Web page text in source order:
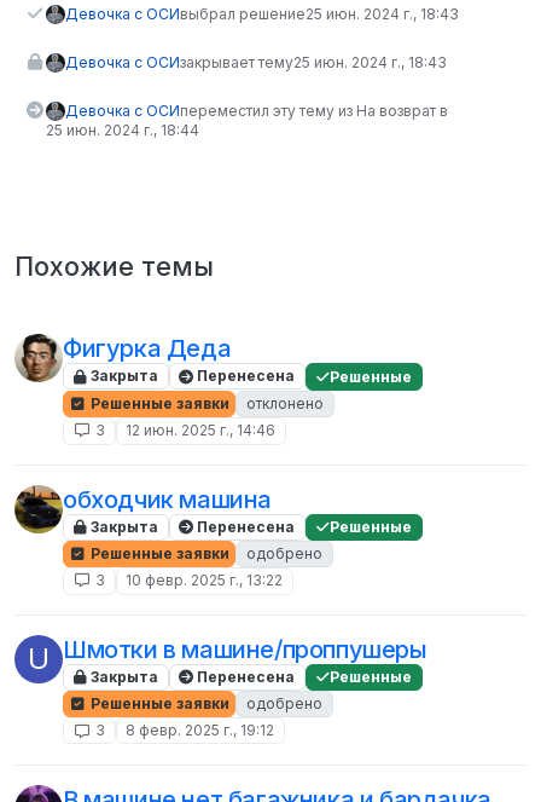
Девочка с ОСИвыбрал решение25 июн. 2024 г., 18:43
Девочка с ОСИзакрывает тему25 июн. 2024 г., 18:43
Девочка с ОСИпереместил эту тему из На возврат в
25 июн. 2024 г., 18:44
Похожие темы
Фигурка Деда
Закрыта Перенесена
Решенные
Решенные заявки
отклонено
3
12 июн. 2025 г., 14:46
обходчик машина
Закрыта Перенесена
Решенные
Решенные заявки
одобрено
3
10 февр. 2025 г., 13:22
U Шмотки в машине/проппушеры
Закрыта Перенесена
Решенные
Решенные заявки
одобрено
3
8 февр. 2025 г., 19:12